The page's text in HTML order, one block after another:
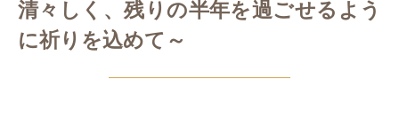
清々しく、残りの半年を過ごせるよう
に祈りを込めて～